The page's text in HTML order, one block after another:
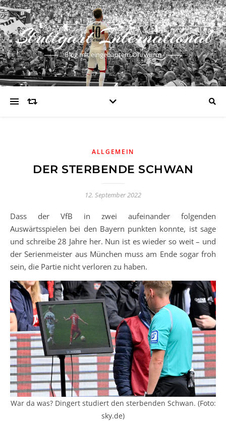
Stuttgart International
Blog mit eingebautem Ohrwurm
ALLGEMEIN
DER STERBENDE SCHWAN
12. September 2022
Dass der VfB in zwei aufeinander folgenden
Auswärtsspielen bei den Bayern punkten konnte, ist sage
und schreibe 28 Jahre her. Nun ist es wieder so weit – und
der Serienmeister aus München muss am Ende sogar froh
sein, die Partie nicht verloren zu haben.
War da was? Dingert studiert den sterbenden Schwan. (Foto:
sky.de)